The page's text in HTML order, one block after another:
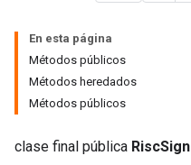
En esta página
Métodos públicos
Métodos heredados
Métodos públicos
clase final pública RiscSign